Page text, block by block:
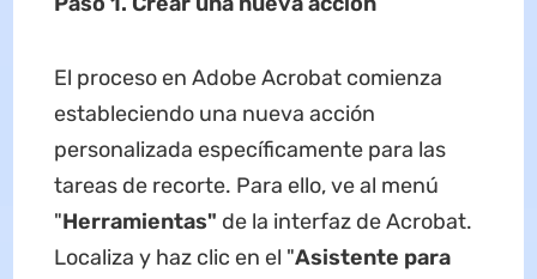
El proceso en Adobe Acrobat comienza
estableciendo una nueva acción
personalizada específicamente para las
tareas de recorte. Para ello, ve al menú
"Herramientas" de la interfaz de Acrobat.
Localiza y haz clic en el "Asistente para